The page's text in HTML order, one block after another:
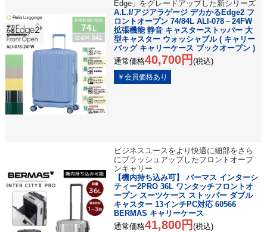
Edge」をグレードアップした新シリーズ
A.L.I/アジアラゲージ デカかるEdge2 フ
ロントオープン 74/84L ALI-078－24FW
拡張機能 静音 キャスターストッパー 大
型キャスター ウォッシャブル ( キャリー
バッグ キャリーケース ブックオープン )
通常価格40,700円 (税込)
ビジネスユースをより快適に細部をさら
にブラッシュアップしたフロントオープ
ンキャリー
【機内持ち込み可】 バーマス インターシ
ティー2PRO 36L ワンタッチフロントオ
ープン スーツケース ストッパー ダブル
キャスター 13インチPC対応 60566
BERMAS キャリーケース
通常価格41,800円 (税込)